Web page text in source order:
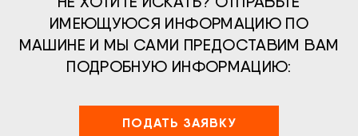
ИМЕЮЩУЮСЯ ИНФОРМАЦИЮ ПО
МАШИНЕ И МЫ САМИ ПРЕДОСТАВИМ ВАМ
ПОДРОБНУЮ ИНФОРМАЦИЮ:
ПОДАТЬ ЗАЯВКУ